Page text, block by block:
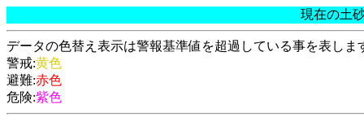
現在の土
データの色替え表示は警報基準値を超過している事を表しま
警戒:黄色
避難:赤色
危険:紫色